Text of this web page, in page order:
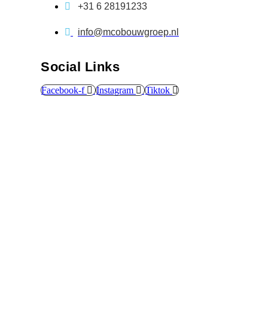
+31 6 28191233
info@mcobouwgroep.nl
Social Links
Facebook-f Instagram Tiktok